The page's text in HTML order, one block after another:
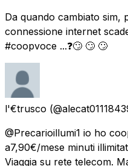
Da quando cambiato sim,
connessione internet
#coopvoce ...❓🙄 🙄 🙄
l'€trusco
@Precarioillumi1 io ho
a7,90€/mese minuti
Viaggia su rete telecom.